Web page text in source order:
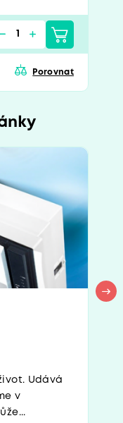
Porovnat
Udává
v